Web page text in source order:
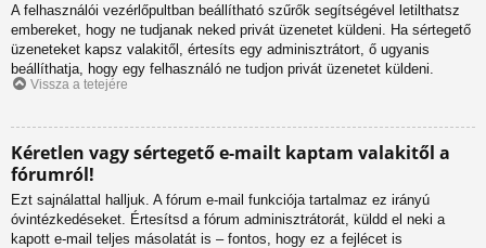
A felhasználói vezérlőpultban beállítható szűrők segítségével letilthatsz
embereket, hogy ne tudjanak neked privát üzenetet küldeni. Ha sértegető
üzeneteket kapsz valakitől, értesíts egy adminisztrátort, ő ugyanis
beállíthatja, hogy egy felhasználó ne tudjon privát üzenetet küldeni.
Vissza a tetejére
Kéretlen vagy sértegető e-mailt kaptam valakitől a
fórumról!
Ezt sajnálattal halljuk. A fórum e-mail funkciója tartalmaz ez irányú
óvintézkedéseket. Értesítsd a fórum adminisztrátorát, küldd el neki a
kapott e-mail teljes másolatát is – fontos, hogy ez a fejlécet is